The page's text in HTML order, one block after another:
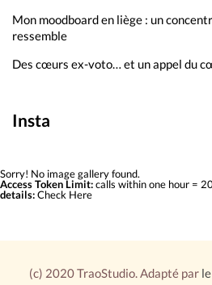
Mon moodboard en liège : un
ressemble
Des cœurs ex-voto… et un appel du
Insta
Sorry! No image gallery found.
Access Token Limit:calls within one hour =
details:Check Here
(c) 2020 TraoStudio. Adapté par